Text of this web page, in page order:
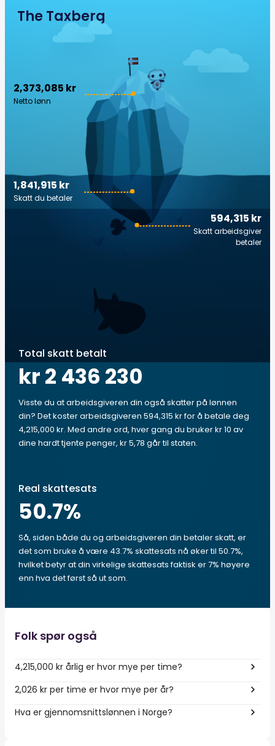
The Taxberg
2,373,085 kr
Netto lønn
594,315 kr
Skatt arbeidsgiver
betaler
1,841,915 kr
Skatt du betaler
Total skatt betalt
kr 2 436 230
Visste du at arbeidsgiveren din også skatter på lønnen
din? Det koster arbeidsgiveren 594,315 kr for å betale deg
4,215,000 kr. Med andre ord, hver gang du bruker kr 10 av
dine hardt tjente penger, kr 5,78 går til staten.
Real skattesats
50.7%
Så, siden både du og arbeidsgiveren din betaler skatt, er
det som bruke å være 43.7% skattesats nå øker til 50.7%,
hvilket betyr at din virkelige skattesats faktisk er 7% høyere
enn hva det først så ut som.
Folk spør også
4,215,000 kr årlig er hvor mye per time?
2,026 kr per time er hvor mye per år?
Hva er gjennomsnittslønnen i Norge?